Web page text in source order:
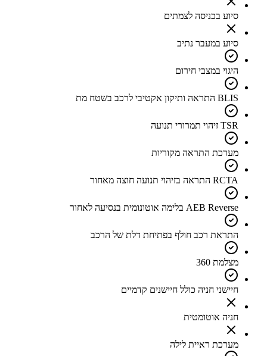
סיוע בכניסה לצמתים
סיוע במעבר נתיב
היגוי במצבי חירום
BLIS התראה ותיקון אקטיבי לרכב בשטח מת
TSR זיהוי תמרורי תנועה
מערכת התראה מקוריות
RCTA התראה בזיהוי תנועה חוצה מאחור
AEB Reverse בלימה אוטונומית בנסיעה לאחור
התראת רכב חולף בפתיחת דלת של הרכב
מצלמת 360
חיישני חניה כולל חיישנים קדמיים
חניה אוטומטית
מערכת ראיית לילה